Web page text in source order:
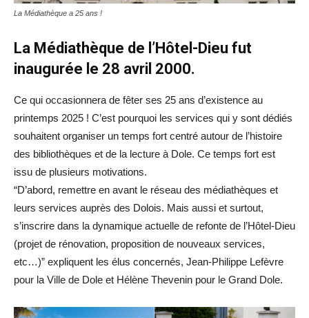
La Médiathèque a 25 ans !
La Médiathèque de l’Hôtel-Dieu fut
inaugurée le 28 avril 2000.
Ce qui occasionnera de fêter ses 25 ans d’existence au
printemps 2025 ! C’est pourquoi les services qui y sont dédiés
souhaitent organiser un temps fort centré autour de l’histoire
des bibliothèques et de la lecture à Dole. Ce temps fort est
issu de plusieurs motivations.
“D’abord, remettre en avant le réseau des médiathèques et
leurs services auprès des Dolois. Mais aussi et surtout,
s’inscrire dans la dynamique actuelle de refonte de l’Hôtel-Dieu
(projet de rénovation, proposition de nouveaux services,
etc…)” expliquent les élus concernés, Jean-Philippe Lefèvre
pour la Ville de Dole et Hélène Thevenin pour le Grand Dole.